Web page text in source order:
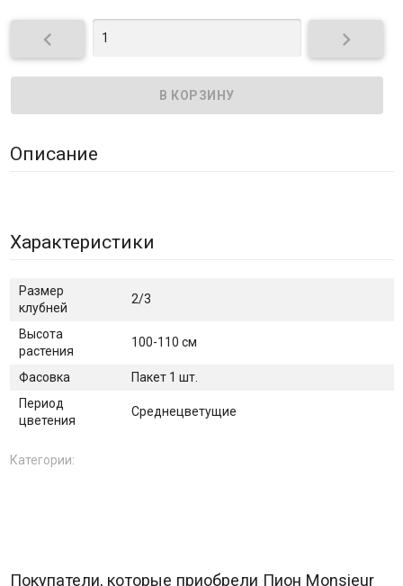
 
Описание
Характеристики
Размер
клубней
2/3
Высота
растения
100-110 см
Фасовка
Пакет 1 шт.
Период
цветения
Среднецветущие
Категории:
Покупатели, которые приобрели Пион Monsieur